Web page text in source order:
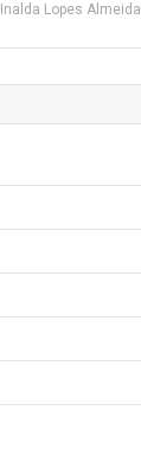
Inalda Lopes Almeida